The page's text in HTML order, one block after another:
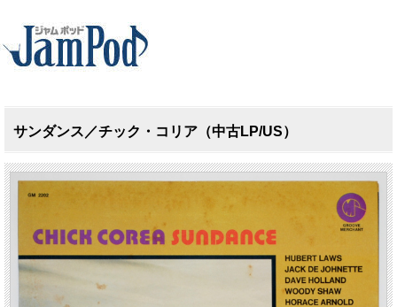
サンダンス／チック・コリア（中古LP/US）